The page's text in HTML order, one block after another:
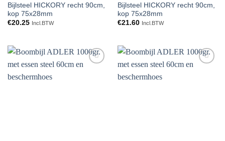
Bijlsteel HICKORY recht 90cm,
kop 75x28mm
€20.25 Incl.BTW
Bijlsteel HICKORY recht 90cm,
kop 75x28mm
€21.60 Incl.BTW